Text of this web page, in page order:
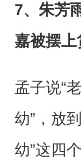
7、朱芳
嘉被摆
孟子说“
幼”，放
幼”这四